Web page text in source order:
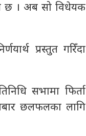
छ । अब सो विधेयक
प्रस्तुत गरिँदा
सभामा फिर्ता
छलफलका लागि